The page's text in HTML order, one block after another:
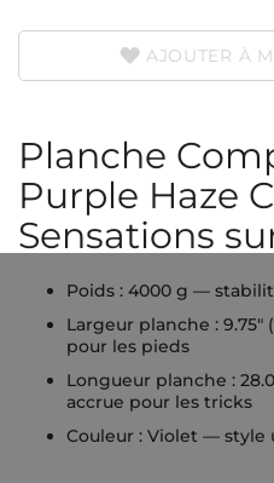
AJOUTER À
Planche
Purple Haze
Sensations
Poids : 4000 g —
Largeur planche :
pour les pieds
Longueur planche :
accrue pour les tricks
Couleur : Violet — style